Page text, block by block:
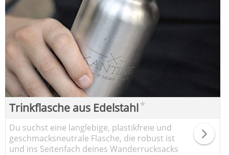
Trinkflasche aus Edelstahl*
Du suchst eine langlebige, plastikfreie und
geschmacksneutrale Flasche, die robust ist
und ins Seitenfach deines Wanderrucksacks